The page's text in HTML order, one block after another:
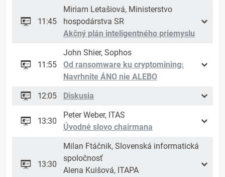
11:45
Miriam Letašiová, Ministerstvo
hospodárstva SR
Akčný plán inteligentného priemyslu
11:55
John Shier, Sophos
Od ransomware ku cryptomining:
Navrhnite ÁNO nie ALEBO
12:05
Diskusia
13:30
Peter Weber, ITAS
Úvodné slovo chairmana
13:30
Milan Ftáčnik, Slovenská informatická
spoločnosť
Alena Kuišová, ITAPA